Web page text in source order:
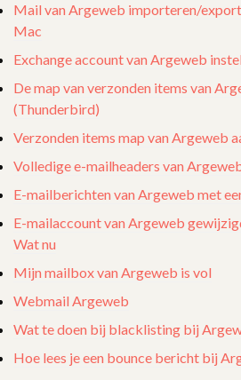
Mail van Argeweb importeren/
Mac
Exchange account van Argeweb
De map van verzonden items van
(Thunderbird)
Verzonden items map van Argeweb
Volledige e-mailheaders van
E-mailberichten van Argeweb met
E-mailaccount van Argeweb
Wat nu
Mijn mailbox van Argeweb is vol
Webmail Argeweb
Wat te doen bij blacklisting bij
Hoe lees je een bounce bericht bij